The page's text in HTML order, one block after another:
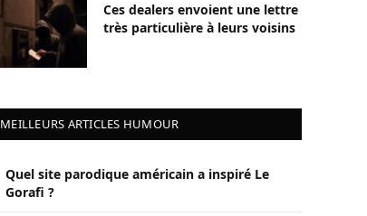
Ces dealers envoient une lettre
très particulière à leurs voisins
MEILLEURS ARTICLES HUMOUR
Quel site parodique américain a inspiré Le
Gorafi ?